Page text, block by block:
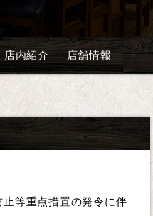
店内紹介 店舗情報
等重点措置の発令に伴